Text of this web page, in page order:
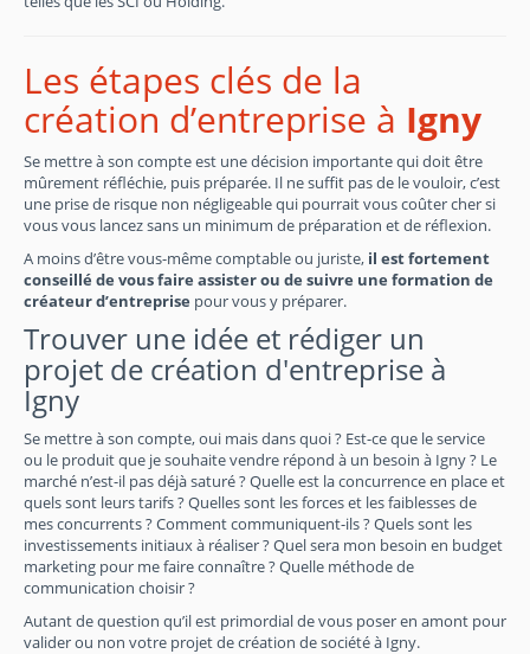
Les étapes clés de la
création d’entreprise à Igny
Se mettre à son compte est une décision importante qui doit être
mûrement réfléchie, puis préparée. Il ne suffit pas de le vouloir, c’est
une prise de risque non négligeable qui pourrait vous coûter cher si
vous vous lancez sans un minimum de préparation et de réflexion.
A moins d’être vous-même comptable ou juriste, il est fortement
conseillé de vous faire assister ou de suivre une formation de
créateur d’entreprise pour vous y préparer.
Trouver une idée et rédiger un
projet de création d'entreprise à
Igny
Se mettre à son compte, oui mais dans quoi ? Est-ce que le service
ou le produit que je souhaite vendre répond à un besoin à Igny ? Le
marché n’est-il pas déjà saturé ? Quelle est la concurrence en place et
quels sont leurs tarifs ? Quelles sont les forces et les faiblesses de
mes concurrents ? Comment communiquent-ils ? Quels sont les
investissements initiaux à réaliser ? Quel sera mon besoin en budget
marketing pour me faire connaître ? Quelle méthode de
communication choisir ?
Autant de question qu’il est primordial de vous poser en amont pour
valider ou non votre projet de création de société à Igny.